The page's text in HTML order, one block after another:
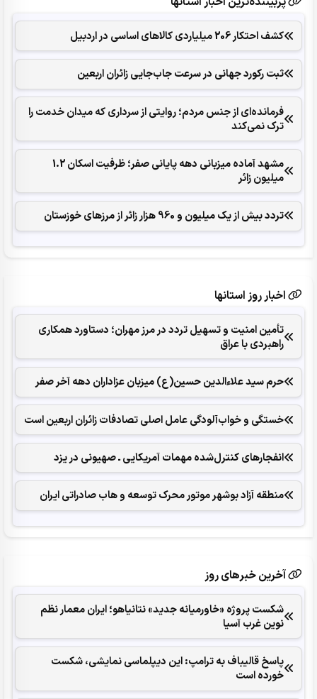
کشف احتکار 206 میلیاردی کالاهای اساسی در اردبیل
ثبت رکورد جهانی در سرعت جاب‌جایی زائران اربعین
فرمانده‌ای از جنس مردم؛ روایتی از سرداری که میدان خدمت را
ترک نمی‌کند
مشهد آماده میزبانی دهه پایانی صفر؛ ظرفیت اسکان 1.2
میلیون زائر
تردد بیش از یک میلیون و 960 هزار زائر از مرزهای خوزستان
اخبار روز استانها
تأمین امنیت و تسهیل تردد در مرز مهران؛ دستاورد همکاری‌
راهبردی با عراق
حرم سید علاءالدین حسین(ع) میزبان عزاداران دهه آخر صفر
خستگی و خواب‌آلودگی عامل اصلی تصادفات زائران اربعین است
انفجارهای ‌کنترل‌شده ‌مهمات آمریکایی ـ صهیونی در یزد
منطقه آزاد بوشهر موتور محرک توسعه و هاب صادراتی ایران
آخرین خبرهای روز
شکست پروژه «خاورمیانه جدید» نتانیاهو؛ ایران معمار نظم
نوین غرب آسیا
پاسخ قالیباف به ترامپ: این دیپلماسی نمایشی، شکست
خورده است